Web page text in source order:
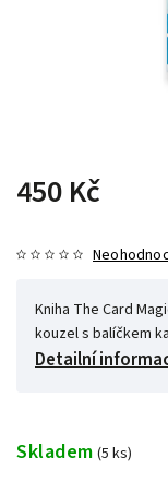
450 Kč
Kniha The Card
kouzel s balíčkem
Detailní
Skladem (5 ks)